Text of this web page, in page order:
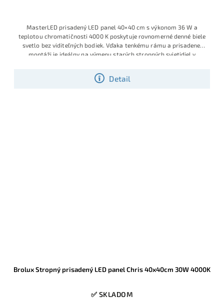
Detail
MasterLED prisadený LED panel 40×40 cm s výkonom 36 W a
teplotou chromatičnosti 4000 K poskytuje rovnomerné denné biele
svetlo bez viditeľných bodiek. Vďaka tenkému rámu a prisadenej
montáži je ideálny na výmenu starých stropných svietidiel v
moderných obytných priestoroch.
Brolux Stropný prisadený LED panel Chris 40x40cm 30W 4000K
✅ SKLADOM